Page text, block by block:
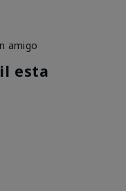
amigo
esta